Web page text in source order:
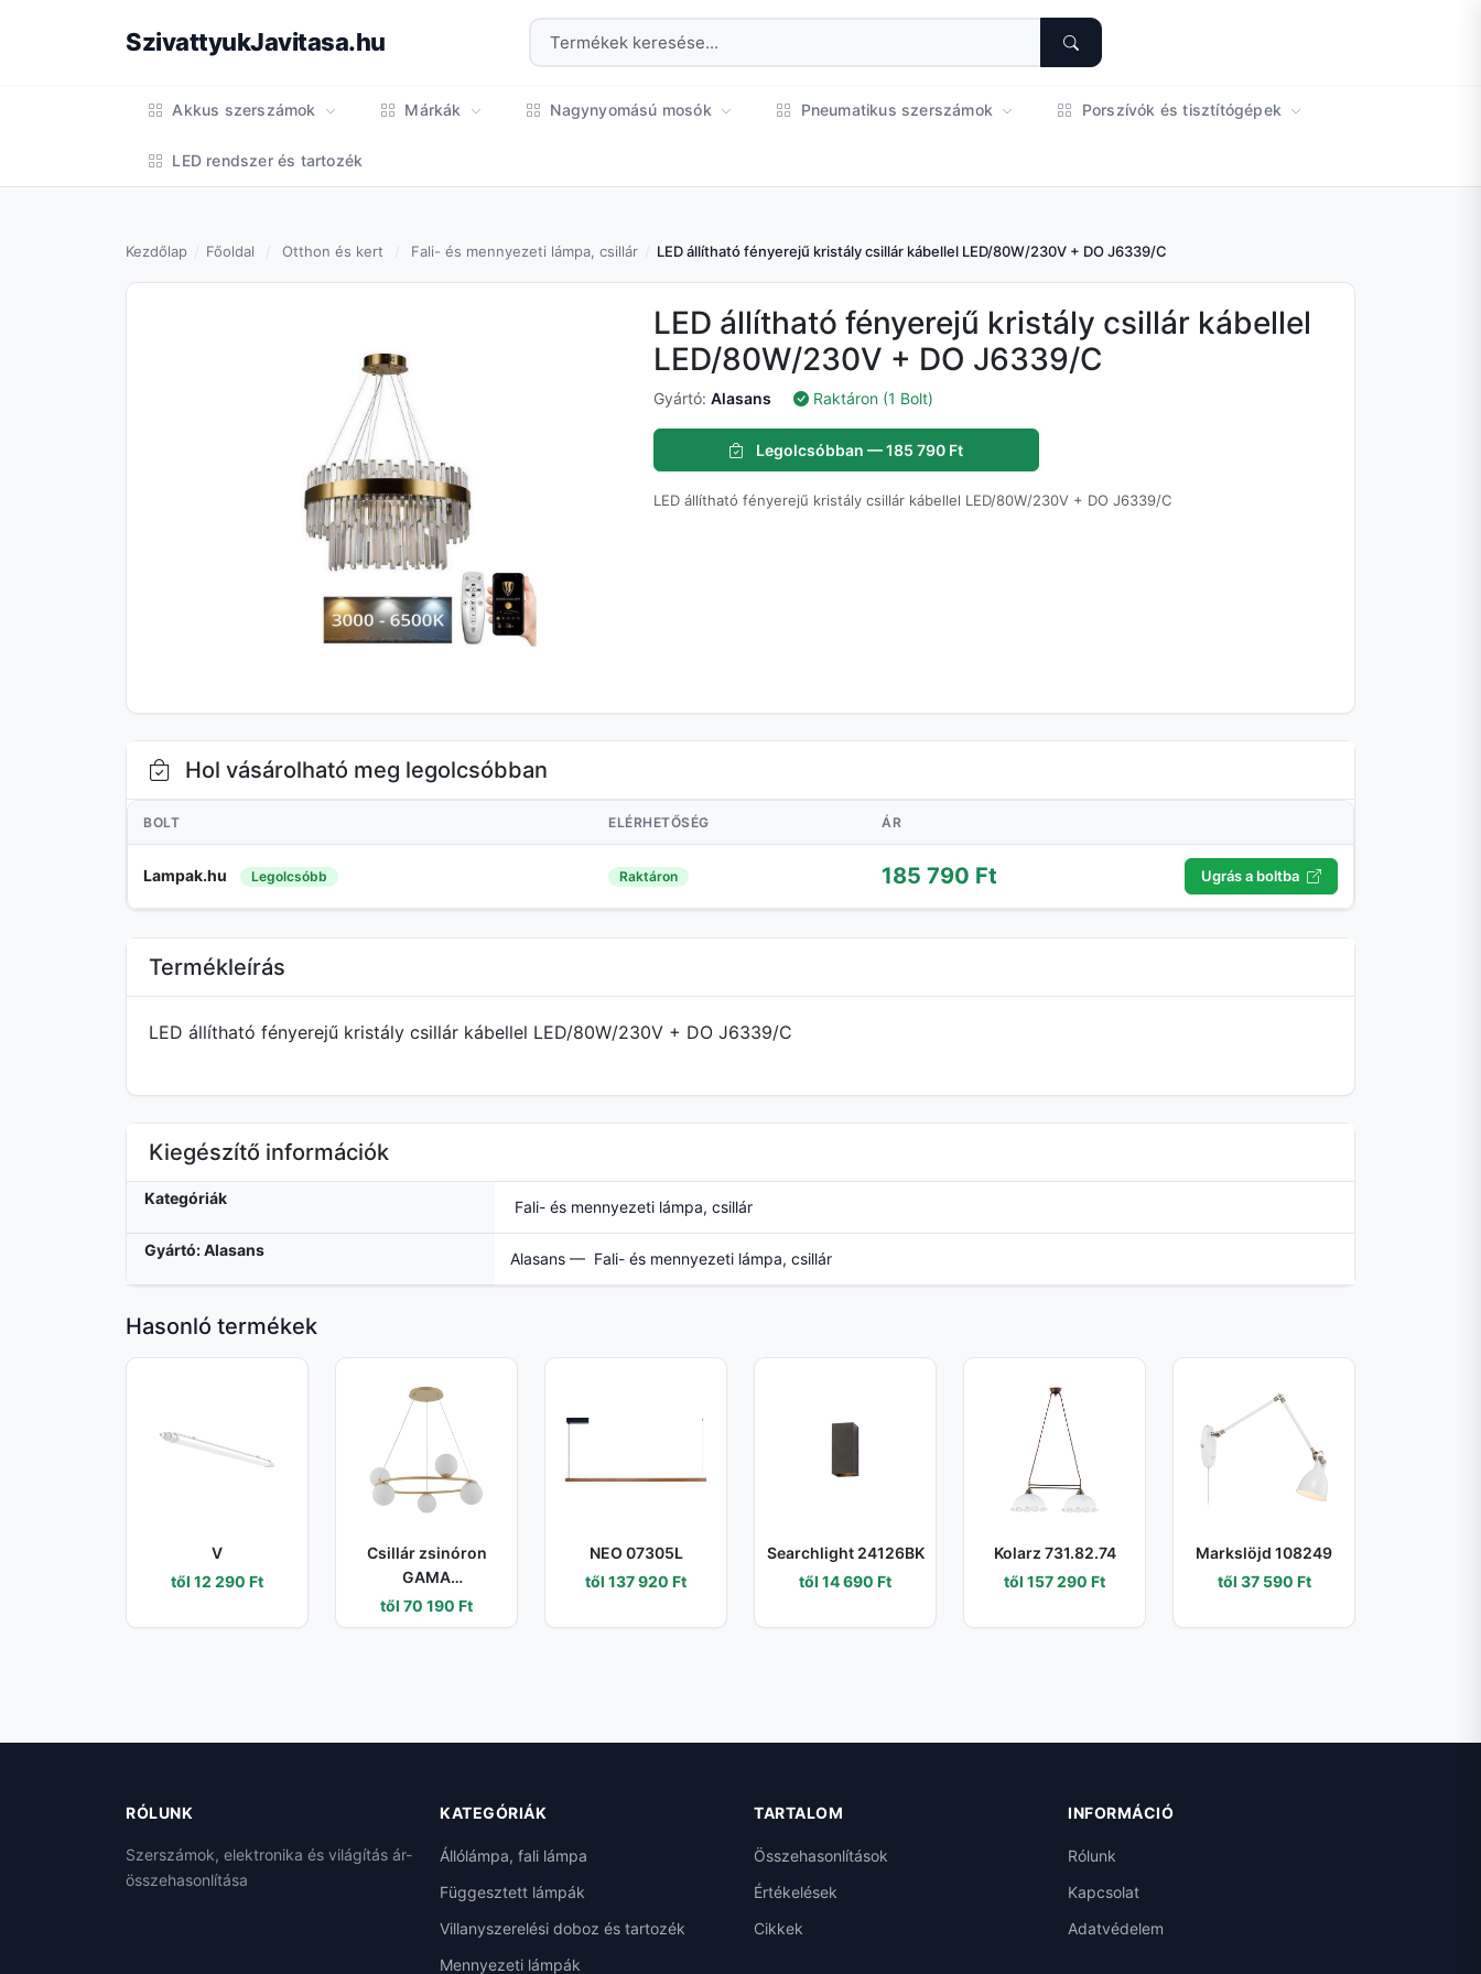
SzivattyukJavitasa.hu
Akkus szerszámok Márkák Nagynyomású mosók Pneumatikus szerszámok Porszívók és tisztítógépek
LED rendszer és tartozék
Kezdőlap Főoldal Otthon és kert Fali- és mennyezeti lámpa, csillár LED állítható fényerejű kristály csillár kábellel LED/80W/230V + DO J6339/C
LED állítható fényerejű kristály csillár kábellel
LED/80W/230V + DO J6339/C
Gyártó: Alasans Raktáron (1 Bolt)
Legolcsóbban — 185 790 Ft
LED állítható fényerejű kristály csillár kábellel LED/80W/230V + DO J6339/C
Hol vásárolható meg legolcsóbban
BOLT ELÉRHETŐSÉG ÁR
Lampak.hu Legolcsóbb Raktáron 185 790 Ft Ugrás a boltba
Termékleírás
LED állítható fényerejű kristály csillár kábellel LED/80W/230V + DO J6339/C
Kiegészítő információk
Kategóriák Fali- és mennyezeti lámpa, csillár
Gyártó: Alasans Alasans — Fali- és mennyezeti lámpa, csillár
Hasonló termékek
V
től 12 290 Ft
Csillár zsinóron
GAMA
5xG9/12W/230V
arany 33381
től 70 190 Ft
NEO 07305L
től 137 920 Ft
Searchlight 24126BK
től 14 690 Ft
Kolarz 731.82.74
től 157 290 Ft
Markslöjd 108249
től 37 590 Ft
RÓLUNK
Szerszámok, elektronika és világítás ár-
összehasonlítása
KATEGÓRIÁK
Állólámpa, fali lámpa
Függesztett lámpák
Villanyszerelési doboz és tartozék
Mennyezeti lámpák
TARTALOM
Összehasonlítások
Értékelések
Cikkek
INFORMÁCIÓ
Rólunk
Kapcsolat
Adatvédelem